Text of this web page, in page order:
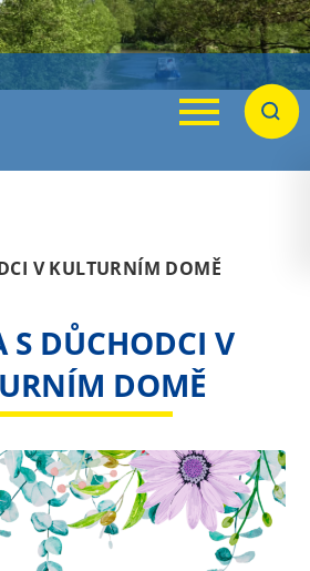
Menu
V KULTURNÍM DOMĚ
S DŮCHODCI V
DOMĚ